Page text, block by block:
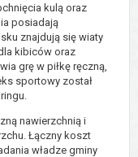
kulą oraz
posiadają
znajdują się wiaty
kibiców oraz
grę w piłkę ręczną,
sportowy został
nawierzchnią i
Łączny koszt
władze gminy